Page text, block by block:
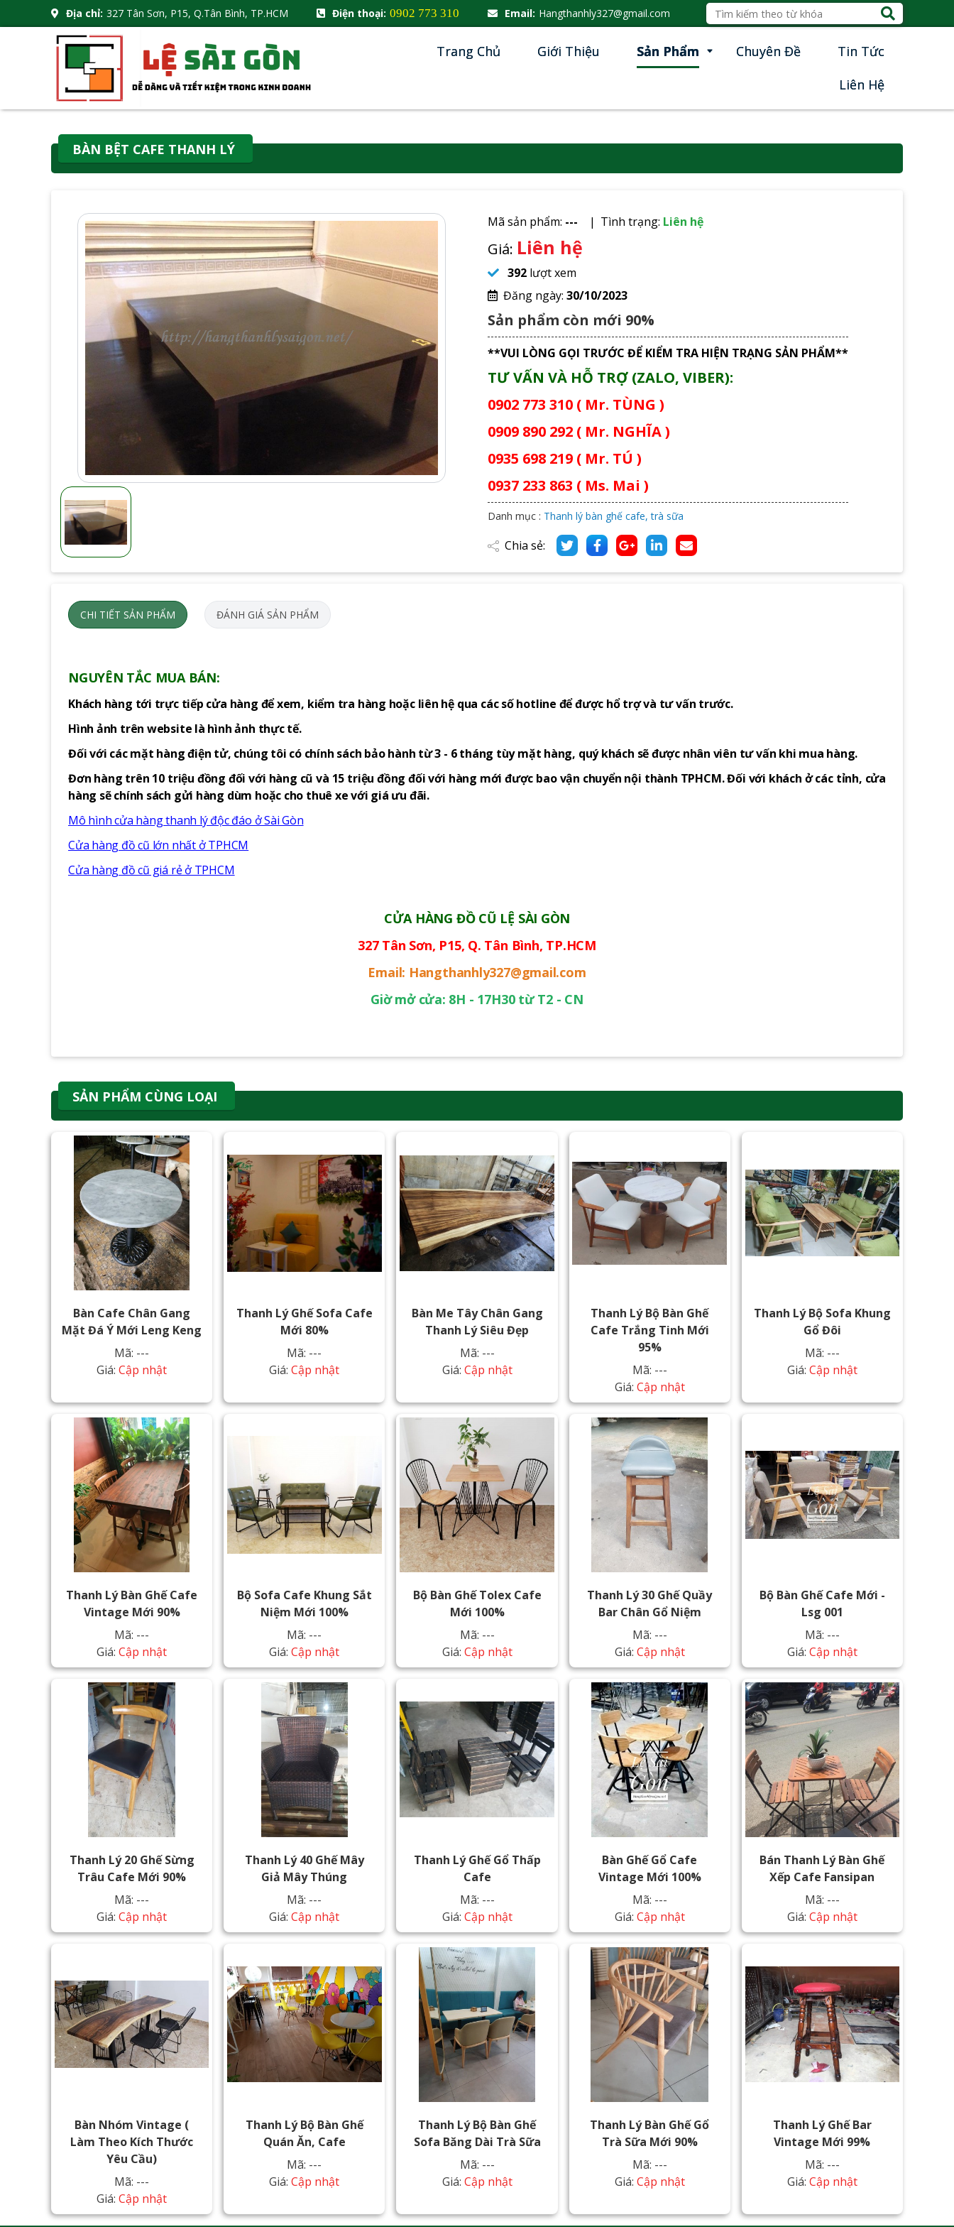
Địa chỉ: 327 Tân Sơn, P15, Q.Tân Bình, TP.HCM Điện thoại: 0902 773 310 Email: Hangthanhly327@gmail.com
Trang Chủ Giới Thiệu Sản Phẩm Chuyên Đề
Tin Tức
Liên Hệ
BÀN BỆT CAFE THANH LÝ
Mã sản phẩm: --- Tình trạng: Liên hệ
Giá: Liên hệ
392 lượt xem
Đăng ngày: 30/10/2023
Sản phẩm còn mới 90%
**VUI LÒNG GỌI TRƯỚC ĐỂ KIỂM TRA HIỆN TRẠNG SẢN PHẨM**
TƯ VẤN VÀ HỖ TRỢ (ZALO, VIBER):
0902 773 310 ( Mr. TÙNG )
0909 890 292 ( Mr. NGHĨA )
0935 698 219 ( Mr. TÚ )
0937 233 863 ( Ms. Mai )
Danh mục : Thanh lý bàn ghế cafe, trà sữa
Chia sẻ:
CHI TIẾT SẢN PHẨM ĐÁNH GIÁ SẢN PHẨM
NGUYÊN TẮC MUA BÁN:
Khách hàng tới trực tiếp cửa hàng để xem, kiểm tra hàng hoặc liên hệ qua các số hotline để được hổ trợ và tư vấn trước.
Hình ảnh trên website là hình ảnh thực tế.
Đối với các mặt hàng điện tử, chúng tôi có chính sách bảo hành từ 3 - 6 tháng tùy mặt hàng, quý khách sẽ được nhân viên tư vấn khi mua hàng.
Đơn hàng trên 10 triệu đồng đối với hàng cũ và 15 triệu đồng đối với hàng mới được bao vận chuyển nội thành TPHCM. Đối với khách ở các tỉnh, cửa
hàng sẽ chính sách gửi hàng dùm hoặc cho thuê xe với giá ưu đãi.
Mô hình cửa hàng thanh lý độc đáo ở Sài Gòn
Cửa hàng đồ cũ lớn nhất ở TPHCM
Cửa hàng đồ cũ giá rẻ ở TPHCM
CỬA HÀNG ĐỒ CŨ LỆ SÀI GÒN
327 Tân Sơn, P15, Q. Tân Bình, TP.HCM
Email: Hangthanhly327@gmail.com
Giờ mở cửa: 8H - 17H30 từ T2 - CN
SẢN PHẨM CÙNG LOẠI
Bàn Cafe Chân Gang
Mặt Đá Ý Mới Leng Keng
Mã: ---
Giá:Cập nhật
Thanh Lý Ghế Sofa Cafe
Mới 80%
Mã: ---
Giá:Cập nhật
Bàn Me Tây Chân Gang
Thanh Lý Siêu Đẹp
Mã: ---
Giá: Cập nhật
Thanh Lý Bộ Bàn Ghế
Cafe Trắng Tinh Mới
95%
Mã: ---
Giá: Cập nhật
Thanh Lý Bộ Sofa Khung
Gổ Đôi
Mã: ---
Giá: Cập nhật
Thanh Lý Bàn Ghế Cafe
Vintage Mới 90%
Mã: ---
Giá:Cập nhật
Bộ Sofa Cafe Khung Sắt
Niệm Mới 100%
Mã: ---
Giá:Cập nhật
Bộ Bàn Ghế Tolex Cafe
Mới 100%
Mã: ---
Giá: Cập nhật
Thanh Lý 30 Ghế Quầy
Bar Chân Gổ Niệm
Mã: ---
Giá: Cập nhật
Bộ Bàn Ghế Cafe Mới -
Lsg 001
Mã: ---
Giá: Cập nhật
Thanh Lý 20 Ghế Sừng
Trâu Cafe Mới 90%
Mã: ---
Giá:Cập nhật
Thanh Lý 40 Ghế Mây
Giả Mây Thúng
Mã: ---
Giá:Cập nhật
Thanh Lý Ghế Gổ Thấp
Cafe
Mã: ---
Giá: Cập nhật
Bàn Ghế Gổ Cafe
Vintage Mới 100%
Mã: ---
Giá: Cập nhật
Bán Thanh Lý Bàn Ghế
Xếp Cafe Fansipan
Mã: ---
Giá: Cập nhật
Bàn Nhóm Vintage (
Làm Theo Kích Thước
Yêu Cầu)
Mã: ---
Giá:Cập nhật
Thanh Lý Bộ Bàn Ghế
Quán Ăn, Cafe
Mã: ---
Giá:Cập nhật
Thanh Lý Bộ Bàn Ghế
Sofa Băng Dài Trà Sữa
Mã: ---
Giá: Cập nhật
Thanh Lý Bàn Ghế Gổ
Trà Sữa Mới 90%
Mã: ---
Giá: Cập nhật
Thanh Lý Ghế Bar
Vintage Mới 99%
Mã: ---
Giá: Cập nhật